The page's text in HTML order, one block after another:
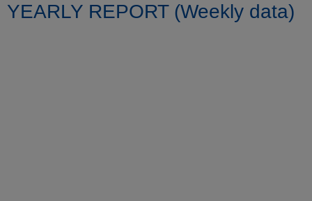
YEARLY REPORT (Weekly data)